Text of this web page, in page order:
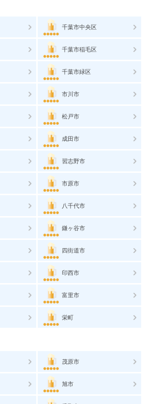
千葉市中央区
千葉市稲毛区
千葉市緑区
市川市
松戸市
成田市
習志野市
市原市
八千代市
鎌ヶ谷市
四街道市
印西市
富里市
栄町
茂原市
旭市